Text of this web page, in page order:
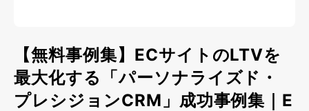
【無料事例集】ECサイトのLTVを
最大化する「パーソナライズド・
プレシジョンCRM」成功事例集｜E